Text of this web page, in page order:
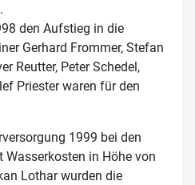
den Aufstieg in die
Gerhard Frommer, Stefan
Reutter, Peter Schedel,
Priester waren für den
1999 bei den
in Höhe von
Lothar wurden die